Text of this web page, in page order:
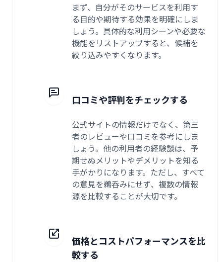
まず、自分がそのサービスを利用す
る目的や期待する効果を明確にしま
しょう。具体的な利用シーンや必要な
機能をリストアップすると、候補を
絞り込みやすくなります。
口コミや評判をチェックする
公式サイトの情報だけでなく、第三
者のレビューや口コミを参考にしま
しょう。他の利用者の経験談は、予
期せぬメリットやデメリットを知る
手がかりになります。ただし、すべて
の意見を鵜呑みにせず、複数の情報
源を比較することが大切です。
価格とコストパフォーマンスを比
較する